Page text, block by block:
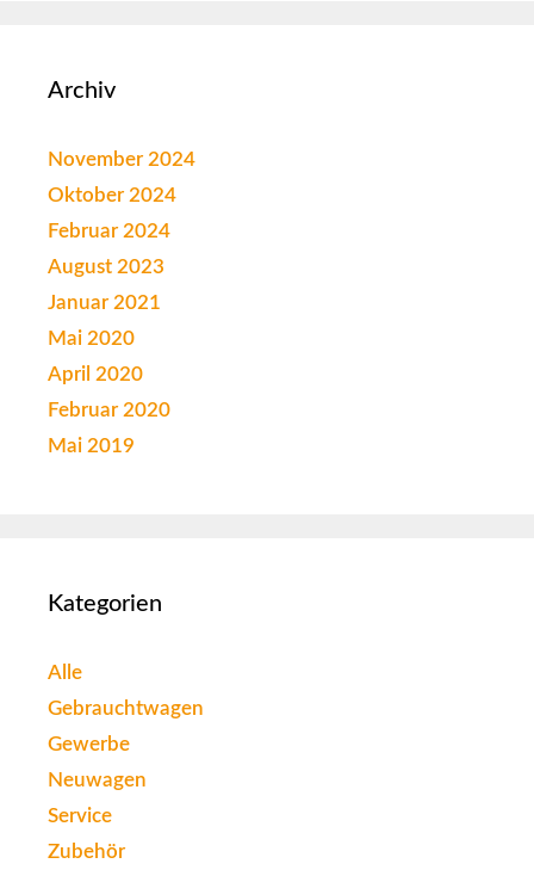
Archiv
November 2024
Oktober 2024
Februar 2024
August 2023
Januar 2021
Mai 2020
April 2020
Februar 2020
Mai 2019
Kategorien
Alle
Gebrauchtwagen
Gewerbe
Neuwagen
Service
Zubehör